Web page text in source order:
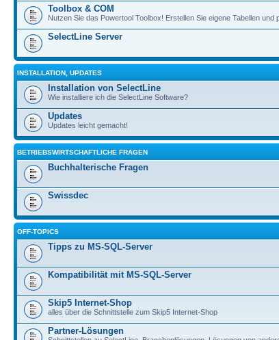
Toolbox & COM
Nutzen Sie das Powertool Toolbox! Erstellen Sie eigene Tabellen
SelectLine Server
INSTALLATION, UPDATES
Installation von SelectLine
Wie installiere ich die SelectLine Software?
Updates
Updates leicht gemacht!
BETRIEBSWIRTSCHAFTLICHE FRAGEN
Buchhalterische Fragen
Swissdec
OFF-TOPICS
Tipps zu MS-SQL-Server
Kompatibilität mit MS-SQL-Server
Skip5 Internet-Shop
alles über die Schnittstelle zum Skip5 Internet-Shop
Partner-Lösungen